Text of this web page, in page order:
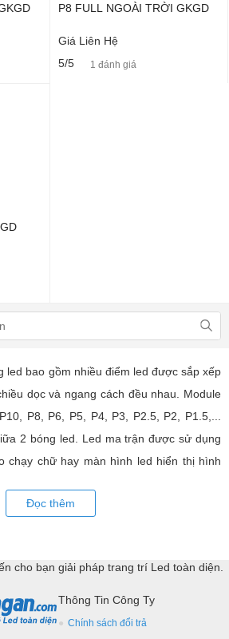
P8 FULL NGOÀI TRỜI GKGD
Giá Liên Hệ
5/5
1 đánh giá
led bao gồm nhiều điểm led được sắp xếp
dọc và ngang cách đều nhau. Module
P8, P6, P5, P4, P3, P2.5, P2, P1.5,...
2 bóng led. Led ma trận được sử dụng
chạy chữ hay màn hình led hiển thị hình
sống. LED Trường An cung cấp tất cả các
hỗ trợ kỹ thuật chuyên sâu cho các
Đọc thêm
cho bạn giải pháp trang trí Led toàn diện.
Thông Tin Công Ty
Chính sách đổi trả